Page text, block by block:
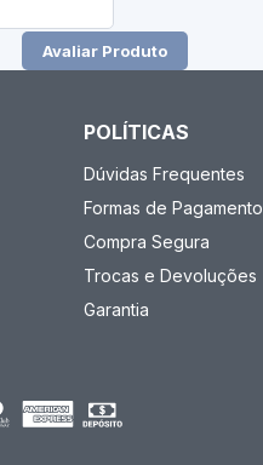
Avaliar Produto
POLÍTICAS
Dúvidas Frequentes
Formas de Pagamento
Compra Segura
Trocas e Devoluções
Garantia